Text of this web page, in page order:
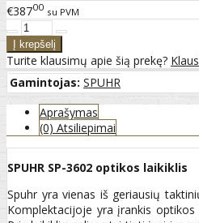
€38700 su PVM
Turite klausimų apie šią prekę?
Gamintojas: SPUHR
Aprašymas
(0) Atsiliepimai
SPUHR SP-3602 optikos laikiklis
Spuhr yra vienas iš geriausių
Komplektacijoje yra įrankis optikos